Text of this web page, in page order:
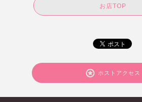
お店TOP
ホストアクセス